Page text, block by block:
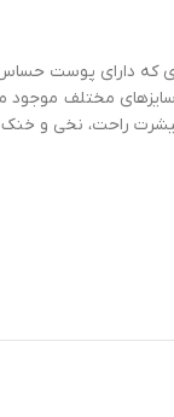
که دارای پوست
مختلف موجود
راحت، نخی و